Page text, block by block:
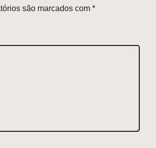
são marcados com *